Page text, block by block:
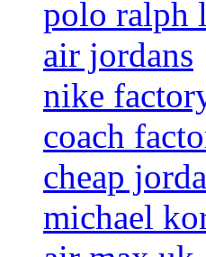
polo ralph
air jordans
nike
coach
cheap
michael